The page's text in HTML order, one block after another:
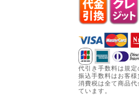
代引き手数料は規
振込手数料はお客
消費税は全て商品
ています。